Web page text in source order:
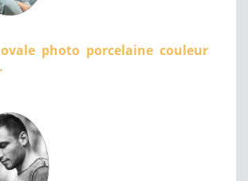
photo porcelaine couleur